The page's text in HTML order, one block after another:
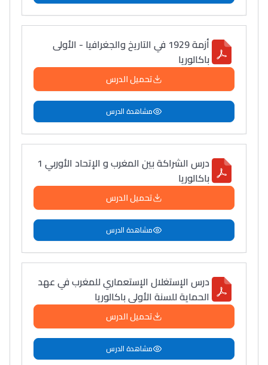
أزمة 1929 في التاريخ والجغرافيا - الأولى
باكالوريا
تحميل الدرس
مشاهدة الدرس
درس الشراكة بين المغرب و الإتحاد الأوربي 1
باكالوريا
تحميل الدرس
مشاهدة الدرس
درس الإستغلال الإستعماري للمغرب في عهد
الحماية للسنة الأولى باكالوريا
تحميل الدرس
مشاهدة الدرس